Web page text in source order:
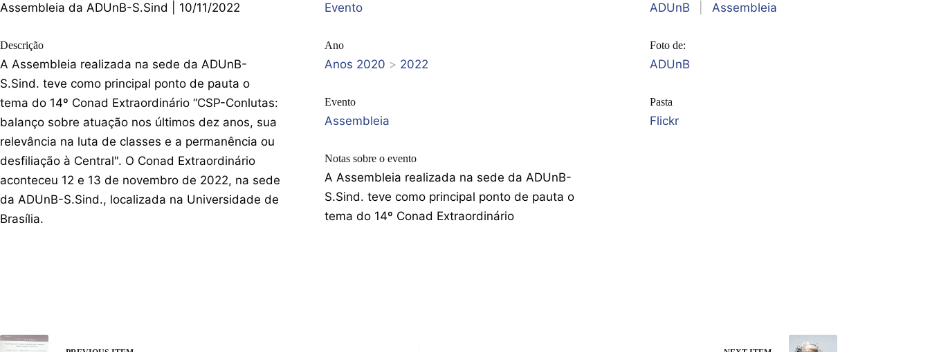
Assembleia da ADUnB-S.Sind | 10/11/2022
Descrição
A Assembleia realizada na sede da ADUnB-
S.Sind. teve como principal ponto de pauta o
tema do 14º Conad Extraordinário “CSP-Conlutas:
balanço sobre atuação nos últimos dez anos, sua
relevância na luta de classes e a permanência ou
desfiliação à Central". O Conad Extraordinário
aconteceu 12 e 13 de novembro de 2022, na sede
da ADUnB-S.Sind., localizada na Universidade de
Brasília.
Evento
Ano
Anos 2020 > 2022
Evento
Assembleia
Notas sobre o evento
A Assembleia realizada na sede da ADUnB-
S.Sind. teve como principal ponto de pauta o
tema do 14º Conad Extraordinário
ADUnB Assembleia
Foto de:
ADUnB
Pasta
Flickr